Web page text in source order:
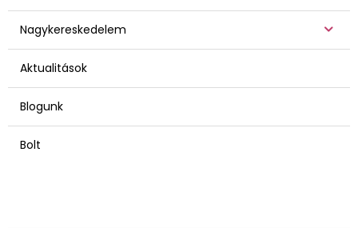
Nagykereskedelem
Aktualitások
Blogunk
Bolt